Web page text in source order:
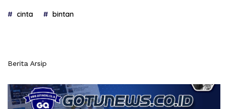
cinta bintan
Berita Arsip